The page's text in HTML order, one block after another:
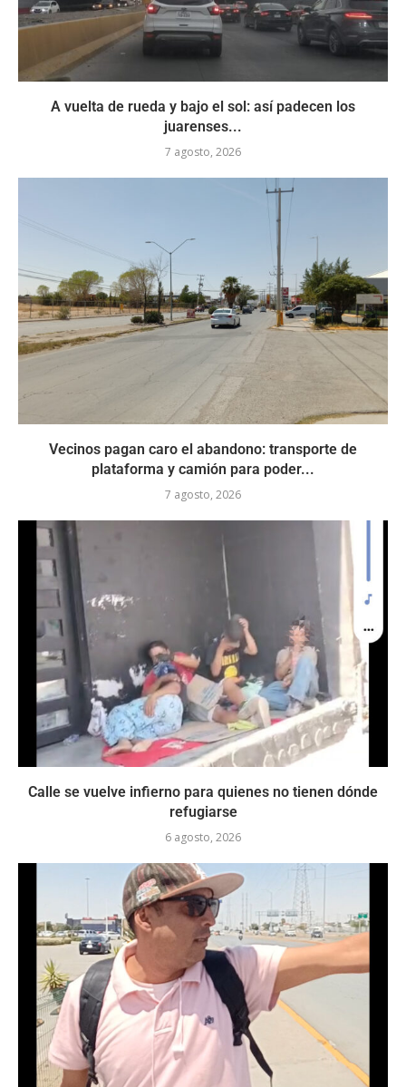
A vuelta de rueda y bajo el sol: así padecen los
juarenses...
7 agosto, 2026
Vecinos pagan caro el abandono: transporte de
plataforma y camión para poder...
7 agosto, 2026
Calle se vuelve infierno para quienes no tienen dónde
refugiarse
6 agosto, 2026